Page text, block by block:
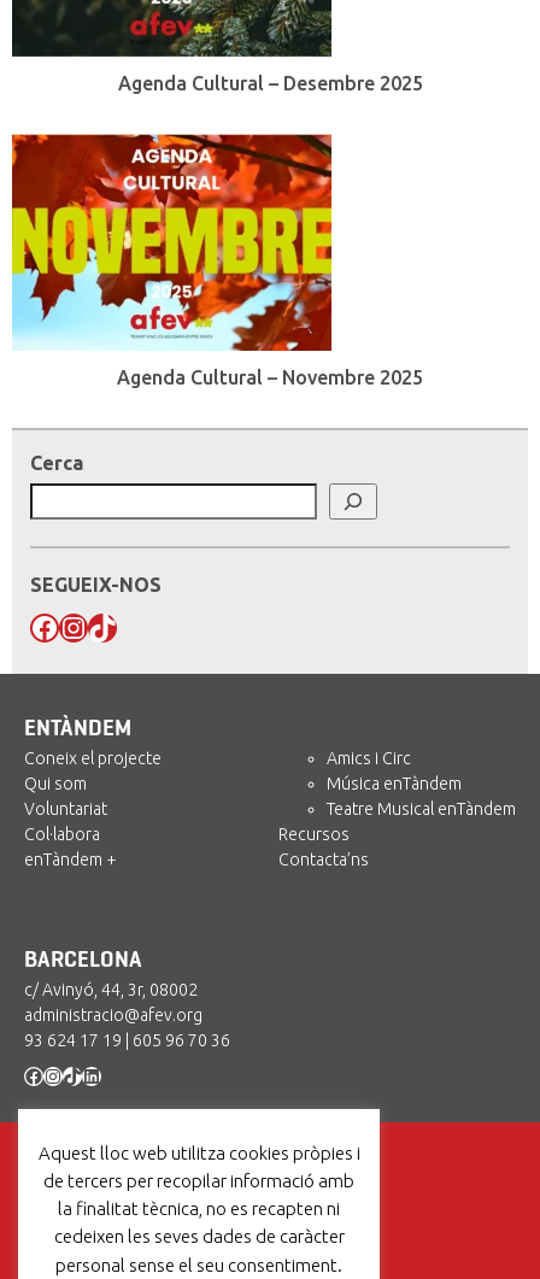
Agenda Cultural – Desembre 2025
Agenda Cultural – Novembre 2025
Cerca
SEGUEIX-NOS
Facebook
Instagram
TikTok
ENTÀNDEM
Coneix el projecte
Qui som
Voluntariat
Col·labora
enTàndem +
Amics i Circ
Música enTàndem
Teatre Musical enTàndem
Recursos
Contacta’ns
BARCELONA
c/ Avinyó, 44, 3r, 08002
administracio@afev.org
93 624 17 19
605 96 70 36
Facebook
Instagram
TikTok
LinkedIn
Un projecte de:
Aquest lloc web utilitza cookies pròpies i
de tercers per recopilar informació amb
la finalitat tècnica, no es recapten ni
cedeixen les seves dades de caràcter
personal sense el seu consentiment.